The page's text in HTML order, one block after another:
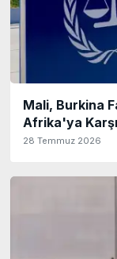
Mali, Burkina
Afrika'ya Karşı
28 Temmuz 2026